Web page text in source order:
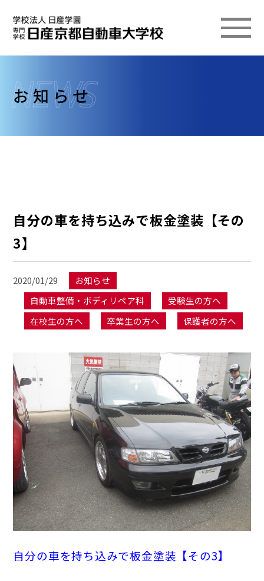
お知らせ
自分の車を持ち込みで板金塗装【その
3】
2020/01/29
お知らせ
自動車整備・ボディリペア科
受験生の方へ
在校生の方へ
卒業生の方へ 保護者の方へ
自分の車を持ち込みで板金塗装【その3】